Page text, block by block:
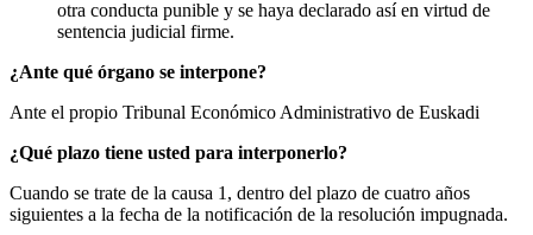
otra conducta punible y se haya declarado así en virtud de
sentencia judicial firme.
¿Ante qué órgano se interpone?
Ante el propio Tribunal Económico Administrativo de Euskadi
¿Qué plazo tiene usted para interponerlo?
Cuando se trate de la causa 1, dentro del plazo de cuatro años
siguientes a la fecha de la notificación de la resolución impugnada.